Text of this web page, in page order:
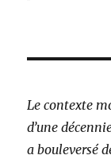
Le contexte
d’une
a bouleversé